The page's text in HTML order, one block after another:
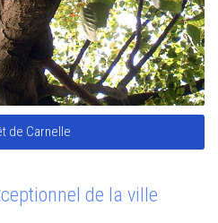
de Carnelle
de la ville